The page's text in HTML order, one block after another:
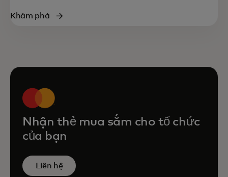
Khám phá
Nhận thẻ mua sắm cho tổ chức
của bạn
Liên hệ